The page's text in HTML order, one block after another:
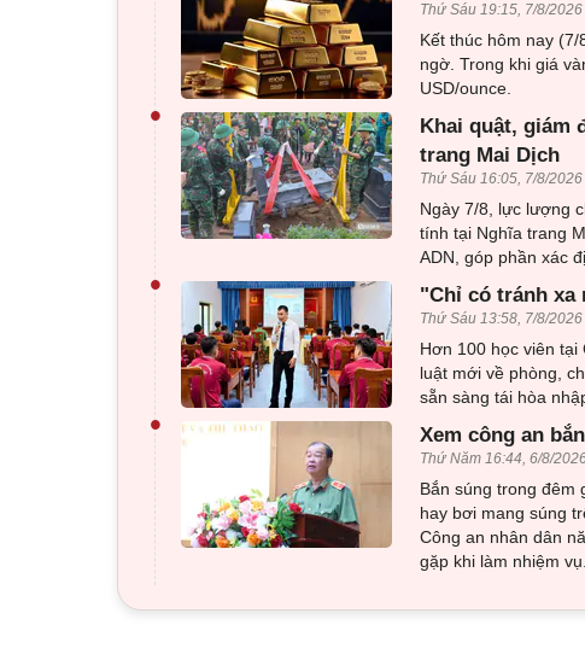
Thứ Sáu 19:15, 7/8/2026
Kết thúc hôm nay
ngờ. Trong khi giá
USD/ounce.
•
Khai quật, giám
trang Mai Dịch
Thứ Sáu 16:05, 7/8/2026
Ngày 7/8, lực lượng
tính tại Nghĩa trang
ADN, góp phần xác
• "Chỉ có tránh xa
Thứ Sáu 13:58, 7/8/2026
Hơn 100 học viên
luật mới về phòng,
sẵn sàng tái hòa
• Xem công an
Thứ Năm 16:44, 6/8/
Bắn súng trong đêm
hay bơi mang súng
Công an nhân dân
gặp khi làm nhiệm vụ.